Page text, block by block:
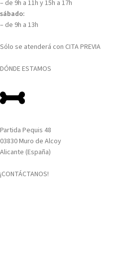
– de 9h a 11h y 15h a 17h
sábado:
– de 9h a 13h
Sólo se atenderá con CITA PREVIA
DÓNDE ESTAMOS
Partida Pequis 48
03830 Muro de Alcoy
Alicante (España)
¡CONTÁCTANOS!